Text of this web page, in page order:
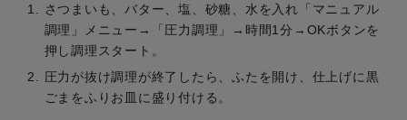
さつまいも、バター、塩、砂糖、水を入れ「マニュアル
調理」メニュー→「圧力調理」→時間1分→OKボタンを
押し調理スタート。
圧力が抜け調理が終了したら、ふたを開け、仕上げに黒
ごまをふりお皿に盛り付ける。